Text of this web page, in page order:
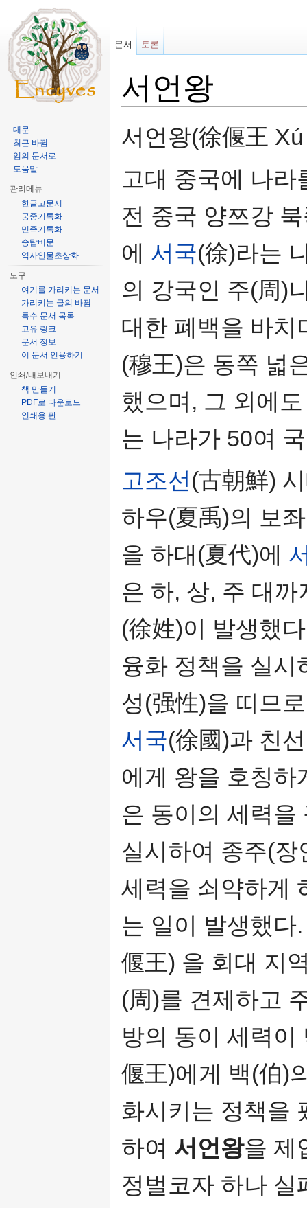
서언왕
서언왕(徐偃王
고대 중국에 나
전 중국 양쯔강
에 서국(徐)라는
의 강국인 주(周)
대한 폐백을 바치
(穆王)은 동쪽 넓
했으며, 그 외에
는 나라가 50여
고조선(古朝鮮)
하우(夏禹)의 보
을 하대(夏代)에
은 하, 상, 주 대
(徐姓)이 발생했
융화 정책을 실시
성(强性)을 띠므
서국(徐國)과 친
에게 왕을 호칭
은 동이의 세력을
실시하여 종주(
세력을 쇠약하게
는 일이 발생했
偃王) 을 회대 지
(周)를 견제하고
방의 동이 세력
偃王)에게 백(伯)
화시키는 정책을
하여 서언왕을 제
정벌코자 하나 실
문서 토론
대문
최근 바뀜
임의 문서로
도움말
관리메뉴
한글고문서
궁중기록화
민족기록화
승탑비문
역사인물초상화
도구
여기를 가리키는 문서
가리키는 글의 바뀜
특수 문서 목록
고유 링크
문서 정보
이 문서 인용하기
인쇄/내보내기
책 만들기
PDF로 다운로드
인쇄용 판